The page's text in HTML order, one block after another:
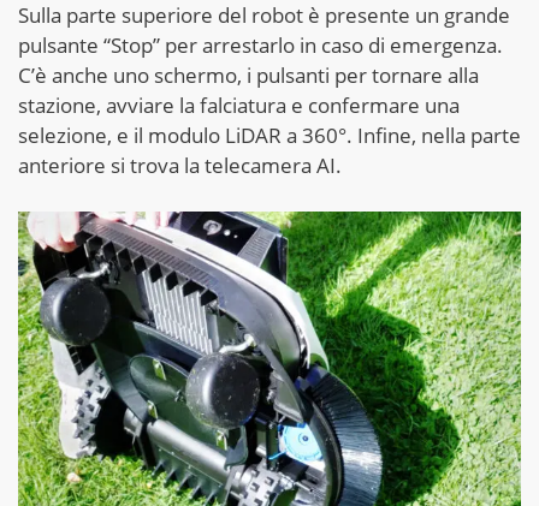
Sulla parte superiore del robot è presente un grande
pulsante “Stop” per arrestarlo in caso di emergenza.
C’è anche uno schermo, i pulsanti per tornare alla
stazione, avviare la falciatura e confermare una
selezione, e il modulo LiDAR a 360°. Infine, nella parte
anteriore si trova la telecamera AI.